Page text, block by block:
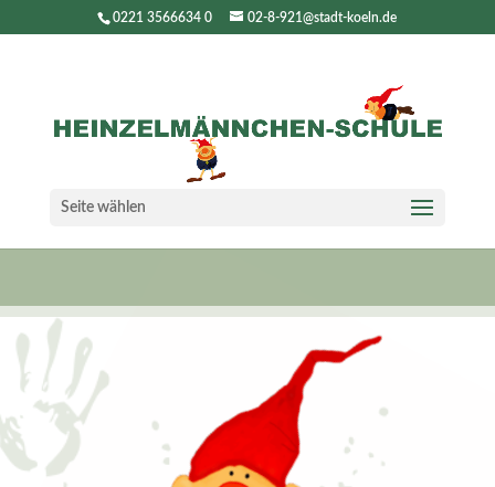
0221 3566634 0 02-8-921@stadt-koeln.de
Seite wählen